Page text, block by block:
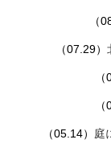
（
（07.29）
（05.14） 庭